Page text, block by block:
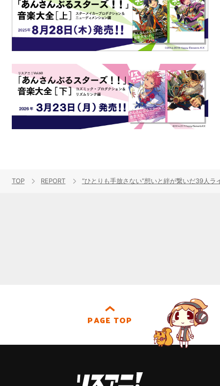
TOP REPORT “ひとりも手放さない”想いと絆が繋いだ39人
PAGE TOP